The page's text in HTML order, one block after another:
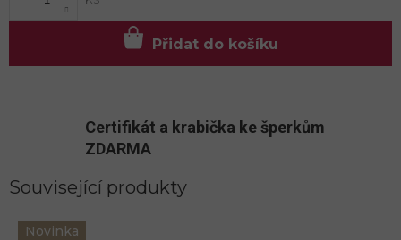
Přidat do košíku
Certifikát a krabička ke šperkům
ZDARMA
Související produkty
Novinka